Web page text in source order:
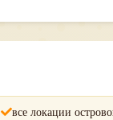
все локации